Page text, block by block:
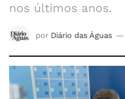
nos últimos anos.
por Diário das Águas